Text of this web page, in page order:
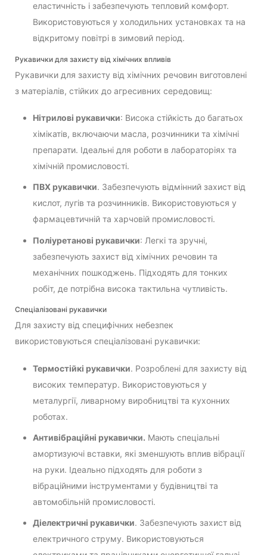
еластичність і забезпечують тепловий комфорт.
Використовуються у холодильних установках та на
відкритому повітрі в зимовий період.
Рукавички для захисту від хімічних впливів
Рукавички для захисту від хімічних речовин виготовлені
з матеріалів, стійких до агресивних середовищ:
Нітрилові рукавички: Висока стійкість до багатьох
хімікатів, включаючи масла, розчинники та хімічні
препарати. Ідеальні для роботи в лабораторіях та
хімічній промисловості.
ПВХ рукавички. Забезпечують відмінний захист від
кислот, лугів та розчинників. Використовуються у
фармацевтичній та харчовій промисловості.
Поліуретанові рукавички: Легкі та зручні,
забезпечують захист від хімічних речовин та
механічних пошкоджень. Підходять для тонких
робіт, де потрібна висока тактильна чутливість.
Спеціалізовані рукавички
Для захисту від специфічних небезпек
використовуються спеціалізовані рукавички:
Термостійкі рукавички. Розроблені для захисту від
високих температур. Використовуються у
металургії, ливарному виробництві та кухонних
роботах.
Антивібраційні рукавички. Мають спеціальні
амортизуючі вставки, які зменшують вплив вібрації
на руки. Ідеально підходять для роботи з
вібраційними інструментами у будівництві та
автомобільній промисловості.
Діелектричні рукавички. Забезпечують захист від
електричного струму. Використовуються